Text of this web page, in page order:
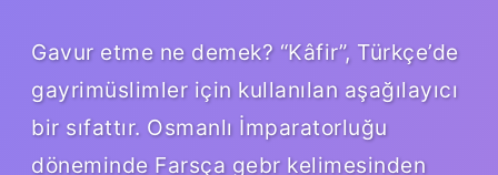
Gavur etme ne demek? “Kâfir”, Türkçe’de
gayrimüslimler için kullanılan aşağılayıcı
bir sıfattır. Osmanlı İmparatorluğu
döneminde Farsça gebr kelimesinden